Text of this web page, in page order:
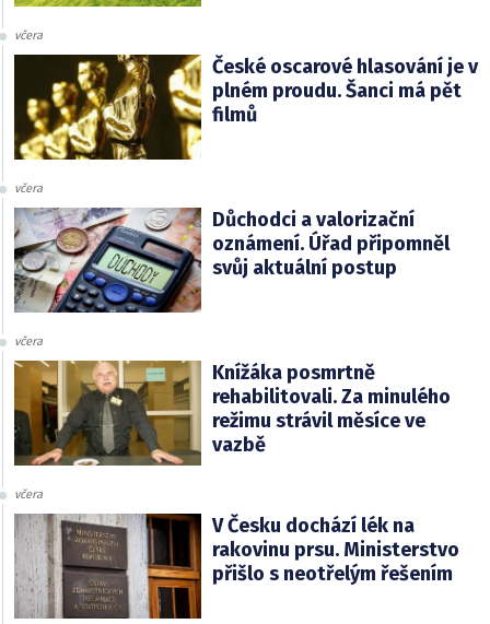
včera
České oscarové hlasování je v
plném proudu. Šanci má pět
filmů
včera
Důchodci a valorizační
oznámení. Úřad připomněl
svůj aktuální postup
včera
Knížáka posmrtně
rehabilitovali. Za minulého
režimu strávil měsíce ve
vazbě
včera
V Česku dochází lék na
rakovinu prsu. Ministerstvo
přišlo s neotřelým řešením